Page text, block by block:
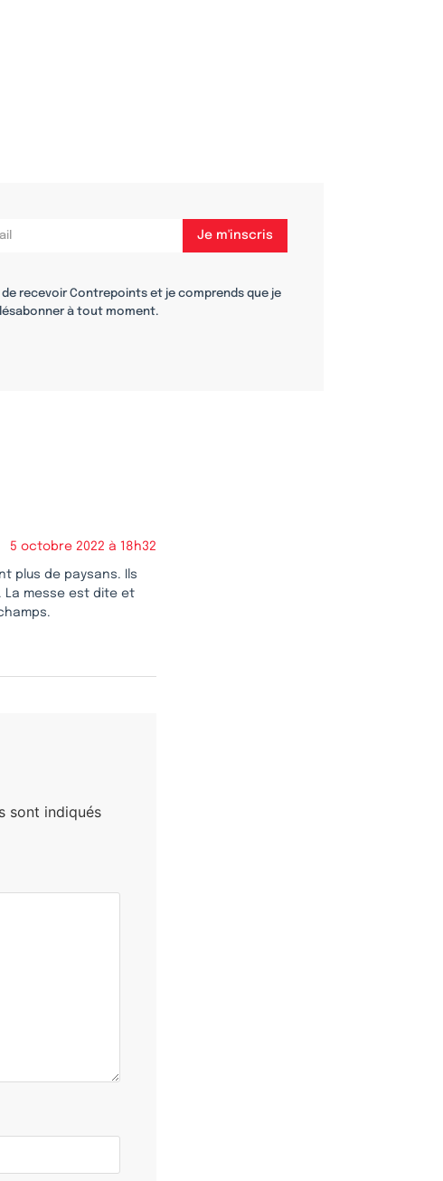
recevoir Contrepoints et je comprends que je
à tout moment.
5 octobre 2022 à 18h32
plus de paysans. Ils
La messe est dite et
sont indiqués